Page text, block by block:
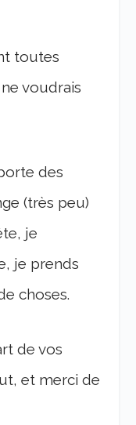
toutes
voudrais
des
(très peu)
je
je prends
choses.
de vos
et merci de